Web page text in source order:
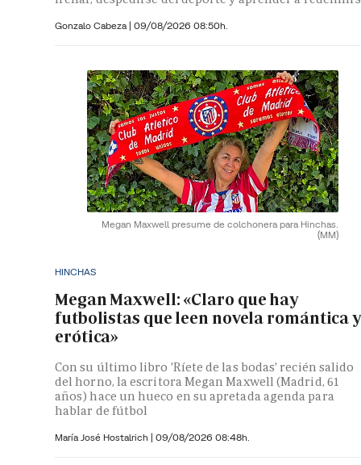
Gonzalo Cabeza | 09/08/2026 08:50h.
Megan Maxwell presume de colchonera para Hinchas.
(MM)
HINCHAS
Megan Maxwell: «Claro que hay
futbolistas que leen novela romántica y
erótica»
Con su último libro 'Ríete de las bodas' recién salido
del horno, la escritora Megan Maxwell (Madrid, 61
años) hace un hueco en su apretada agenda para
hablar de fútbol
María José Hostalrich | 09/08/2026 08:48h.